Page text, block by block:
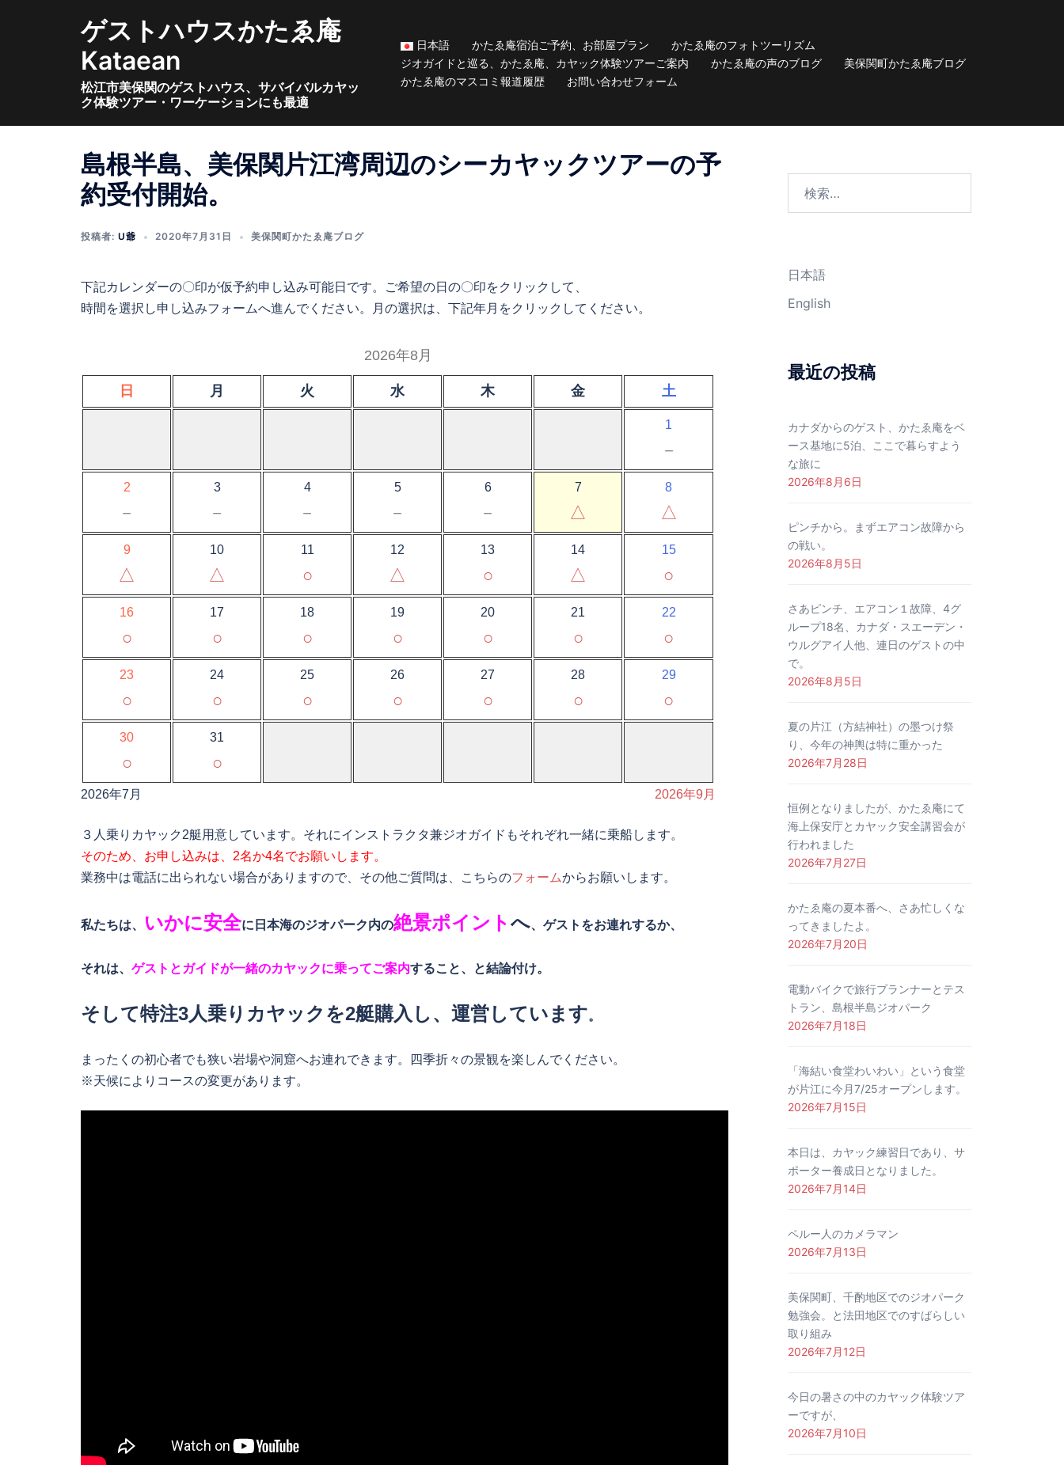
ゲストハウスかたゑ庵
Kataean
松江市美保関のゲストハウス、サバイバルカヤッ
ク体験ツアー・ワーケーションにも最適
日本語 かたゑ庵宿泊ご予約、お部屋プラン
かたゑ庵のフォトツーリズム
ジオガイドと巡る、かたゑ庵、カヤック体験ツアーご案内
かたゑ庵の声のブログ
美保関町かたゑ庵ブログ
かたゑ庵のマスコミ報道履歴
お問い合わせフォーム
島根半島、美保関片江湾周辺のシーカヤックツアーの予
約受付開始。
投稿者: U爺 2020年7月31日 美保関町かたゑ庵ブログ
下記カレンダーの〇印が仮予約申し込み可能日です。ご希望の日の〇印をクリックして、
時間を選択し申し込みフォームへ進んでください。月の選択は、下記年月をクリックしてください。
2026年8月
日 月 火 水 木 金 土
1
－
2
－
3
－
4
－
5
－
6
－
7
△
8
△
9
△
10
△
11
○
12
△
13
○
14
△
15
○
16
○
17
○
18
○
19
○
20
○
21
○
22
○
23
○
24
○
25
○
26
○
27
○
28
○
29
○
30
○
31
○
2026年7月 2026年9月
３人乗りカヤック2艇用意しています。それにインストラクタ兼ジオガイドもそれぞれ一緒に乗船します。
そのため、お申し込みは、2名か4名でお願いします。
業務中は電話に出られない場合がありますので、その他ご質問は、こちらのフォームからお願いします。
私たちは、 いかに安全に日本海のジオパーク内の絶景ポイントへ、ゲストをお連れするか、
それは、 ゲストとガイドが一緒のカヤックに乗ってご案内すること、と結論付け。
そして特注3人乗りカヤックを2艇購入し、運営しています。
まったくの初心者でも狭い岩場や洞窟へお連れできます。四季折々の景観を楽しんでください。
※天候によりコースの変更があります。
日本語
English
最近の投稿
カナダからのゲスト、かたゑ庵をベ
ース基地に5泊、ここで暮らすよう
な旅に
2026年8月6日
ピンチから。まずエアコン故障から
の戦い。
2026年8月5日
さあピンチ、エアコン１故障、4グ
ループ18名、カナダ・スエーデン・
ウルグアイ人他、連日のゲストの中
で。
2026年8月5日
夏の片江（方結神社）の墨つけ祭
り、今年の神輿は特に重かった
2026年7月28日
恒例となりましたが、かたゑ庵にて
海上保安庁とカヤック安全講習会が
行われました
2026年7月27日
かたゑ庵の夏本番へ、さあ忙しくな
ってきましたよ。
2026年7月20日
電動バイクで旅行プランナーとテス
トラン、島根半島ジオパーク
2026年7月18日
「海結い食堂わいわい」という食堂
が片江に今月7/25オープンします。
2026年7月15日
本日は、カヤック練習日であり、サ
ポーター養成日となりました。
2026年7月14日
ペルー人のカメラマン
2026年7月13日
美保関町、千酌地区でのジオパーク
勉強会。と法田地区でのすばらしい
取り組み
2026年7月12日
今日の暑さの中のカヤック体験ツア
ーですが、
2026年7月10日